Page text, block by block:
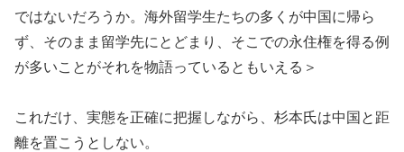
ではないだろうか。海外留学生たちの多くが中国に帰ら
ず、そのまま留学先にとどまり、そこでの永住権を得る例
が多いことがそれを物語っているともいえる＞
これだけ、実態を正確に把握しながら、杉本氏は中国と距
離を置こうとしない。